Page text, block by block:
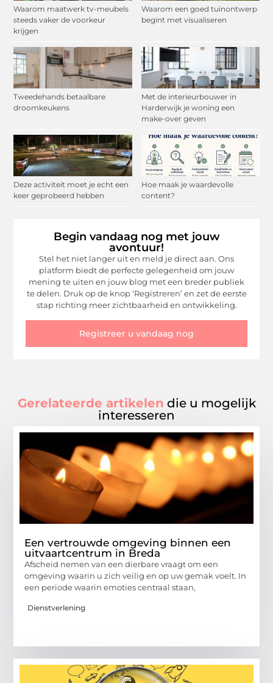
Waarom maatwerk tv-meubels
steeds vaker de voorkeur
krijgen
Waarom een goed tuinontwerp
begint met visualiseren
Tweedehands betaalbare
droomkeukens
Met de interieurbouwer in
Harderwijk je woning een
make-over geven
Deze activiteit moet je echt een
keer geprobeerd hebben
Hoe maak je waardevolle
content?
Begin vandaag nog met jouw
avontuur!
Stel het niet langer uit en meld je direct aan. Ons
platform biedt de perfecte gelegenheid om jouw
mening te uiten en jouw blog met een breder publiek
te delen. Druk op de knop ‘Registreren’ en zet de eerste
stap richting meer zichtbaarheid en ontwikkeling.
Registreer u vandaag nog
Gerelateerde artikelen die u mogelijk
interesseren
Een vertrouwde omgeving binnen een
uitvaartcentrum in Breda
Afscheid nemen van een dierbare vraagt om een
omgeving waarin u zich veilig en op uw gemak voelt. In
een periode waarin emoties centraal staan,
Dienstverlening